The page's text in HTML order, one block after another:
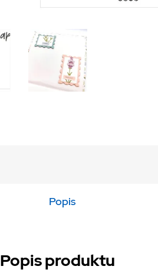
Popis
Popis produktu